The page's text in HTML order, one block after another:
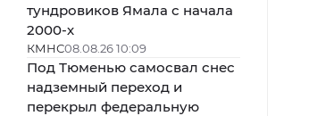
тундровиков Ямала с начала
2000-х
КМНС08.08.26 10:09
Под Тюменью самосвал снес
надземный переход и
перекрыл федеральную